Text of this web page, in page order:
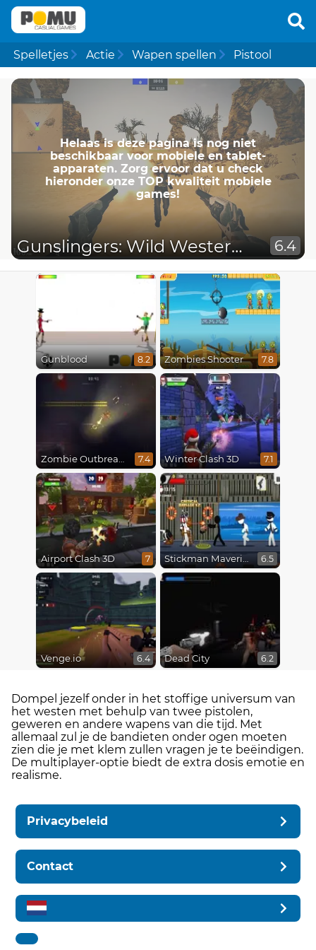
Spelletjes Actie Wapen spellen Pistool
Helaas is deze pagina is nog niet
beschikbaar voor mobiele en tablet-
apparaten. Zorg ervoor dat u check
hieronder onze TOP kwaliteit mobiele
games!
Gunslingers: Wild Western Wolf 6.4
Gunblood 8.2 Zombies Shooter 7.8
Zombie Outbreak Arena 7.4 Winter Clash 3D 7.1
Airport Clash 3D 7 Stickman Maverick: Bad Boys Killer 6.5
Venge.io 6.4 Dead City 6.2
Dompel jezelf onder in het stoffige universum van
het westen met behulp van twee pistolen,
geweren en andere wapens van die tijd. Met
allemaal zul je de bandieten onder ogen moeten
zien die je met klem zullen vragen je te beëindigen.
De multiplayer-optie biedt de extra dosis emotie en
realisme.
Privacybeleid
Contact